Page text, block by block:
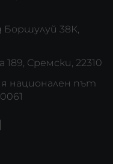
Боршулуй 38К,
Сремски, 22310
национален път